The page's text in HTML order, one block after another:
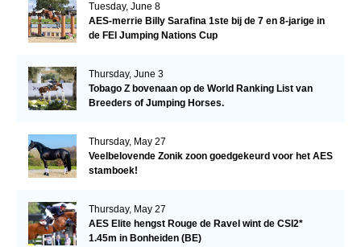
Tuesday, June 8
AES-merrie Billy Sarafina 1ste bij de 7 en 8-jarige in
de FEI Jumping Nations Cup
Thursday, June 3
Tobago Z bovenaan op de World Ranking List van
Breeders of Jumping Horses.
Thursday, May 27
Veelbelovende Zonik zoon goedgekeurd voor het AES
stamboek!
Thursday, May 27
AES Elite hengst Rouge de Ravel wint de CSI2*
1.45m in Bonheiden (BE)